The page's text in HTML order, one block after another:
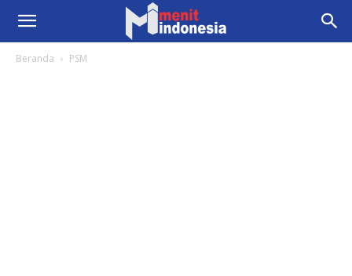
Beranda PSM